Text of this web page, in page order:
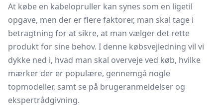
At købe en kabelopruller kan synes som en ligetil
opgave, men der er flere faktorer, man skal tage i
betragtning for at sikre, at man vælger det rette
produkt for sine behov. I denne købsvejledning vil vi
dykke ned i, hvad man skal overveje ved køb, hvilke
mærker der er populære, gennemgå nogle
topmodeller, samt se på brugeranmeldelser og
ekspertrådgivning.